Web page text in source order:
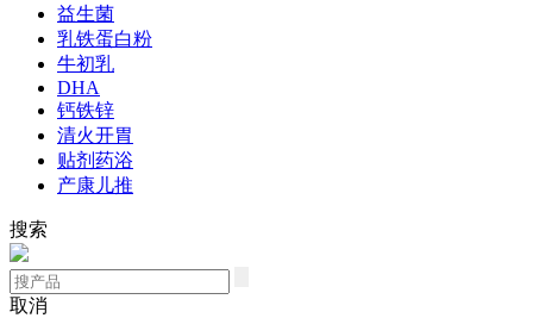
益生菌
乳铁蛋白粉
牛初乳
DHA
钙铁锌
清火开胃
贴剂药浴
产康儿推
搜索
取消